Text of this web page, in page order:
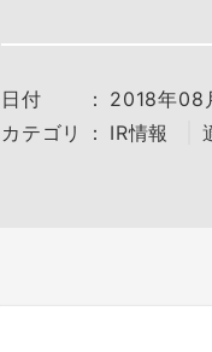
日付 ： 2018年08
カテゴリ
： IR情報